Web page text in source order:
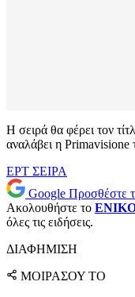
Η σειρά θα φέρει τον
αναλάβει η Primavisione
ΕΡΤ ΣΕΙΡΑ
Google Προσθέστε
Ακολουθήστε το
όλες τις ειδήσεις.
ΔΙΑΦΗΜΙΣΗ
ΜΟΙΡΑΣΟΥ ΤΟ